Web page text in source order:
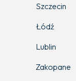
Szczecin
Łódź
Lublin
Zakopane